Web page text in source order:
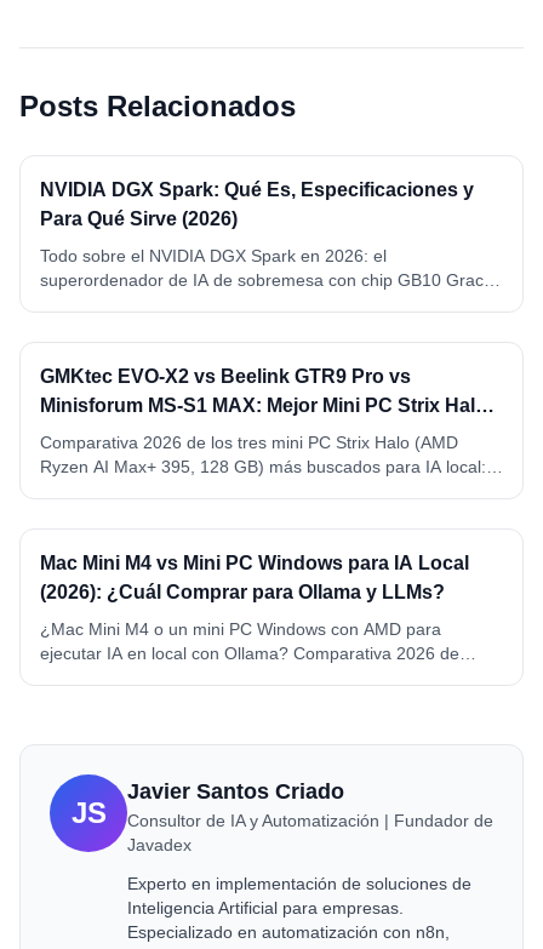
Posts Relacionados
NVIDIA DGX Spark: Qué Es, Especificaciones y
Para Qué Sirve (2026)
Todo sobre el NVIDIA DGX Spark en 2026: el
superordenador de IA de sobremesa con chip GB10 Grace
GMKtec EVO-X2 vs Beelink GTR9 Pro vs
Minisforum MS-S1 MAX: Mejor Mini PC Strix Halo
para IA Local (2026)
Comparativa 2026 de los tres mini PC Strix Halo (AMD
Ryzen AI Max+ 395, 128 GB) más buscados para IA local:
Mac Mini M4 vs Mini PC Windows para IA Local
(2026): ¿Cuál Comprar para Ollama y LLMs?
¿Mac Mini M4 o un mini PC Windows con AMD para
ejecutar IA en local con Ollama? Comparativa 2026 de
JS
Javier Santos Criado
Consultor de IA y Automatización | Fundador de
Javadex
Experto en implementación de soluciones de
Inteligencia Artificial para empresas.
Especializado en automatización con n8n,